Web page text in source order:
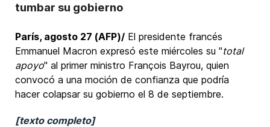
tumbar su gobierno
París, agosto 27 (AFP)/ El presidente francés
Emmanuel Macron expresó este miércoles su "total
apoyo" al primer ministro François Bayrou, quien
convocó a una moción de confianza que podría
hacer colapsar su gobierno el 8 de septiembre.
[texto completo]